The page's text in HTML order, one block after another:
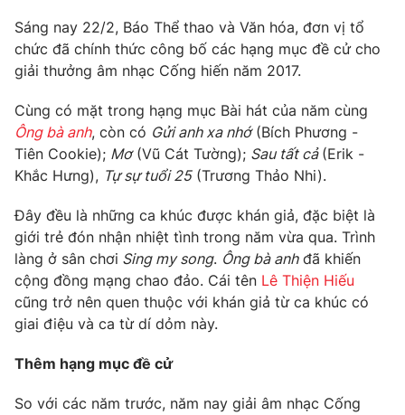
Câu chuyện quốc tế
Thị trường
Góc doanh nghiệp
Dữ liệu và đời sống
Truyền hình
Phim VTV
Hậu trường
Nhân vật
Khán giả
Giải sao mai
Giải trí
Điện ảnh
Sao
Đời sống
Du lịch
Làm đẹp
Chất lượng cuộc sống
Giáo dục
Tuyển sinh
Học trực tuyến
Công nghệ
Hitech Công nghệ tương lai
Sản phẩm
Thị trường
Giao lưu trực tuyến
Sáng nay 22/2, Báo Thể thao và Văn hóa, đơn vị tổ
chức đã chính thức công bố các hạng mục đề cử cho
giải thưởng âm nhạc Cống hiến năm 2017.
Cùng có mặt trong hạng mục Bài hát của năm cùng
Ông bà anh, còn có Gửi anh xa nhớ(Bích Phương -
Tiên Cookie); Mơ(Vũ Cát Tường); Sau tất cả (Erik -
Khắc Hưng), Tự sự tuổi 25(Trương Thảo Nhi).
Đây đều là những ca khúc được khán giả, đặc biệt là
giới trẻ đón nhận nhiệt tình trong năm vừa qua. Trình
làng ở sân chơi Sing my song. Ông bà anhđã khiến
cộng đồng mạng chao đảo. Cái tên Lê Thiện Hiếu
cũng trở nên quen thuộc với khán giả từ ca khúc có
giai điệu và ca từ dí dỏm này.
Thêm hạng mục đề cử
So với các năm trước, năm nay giải âm nhạc Cống